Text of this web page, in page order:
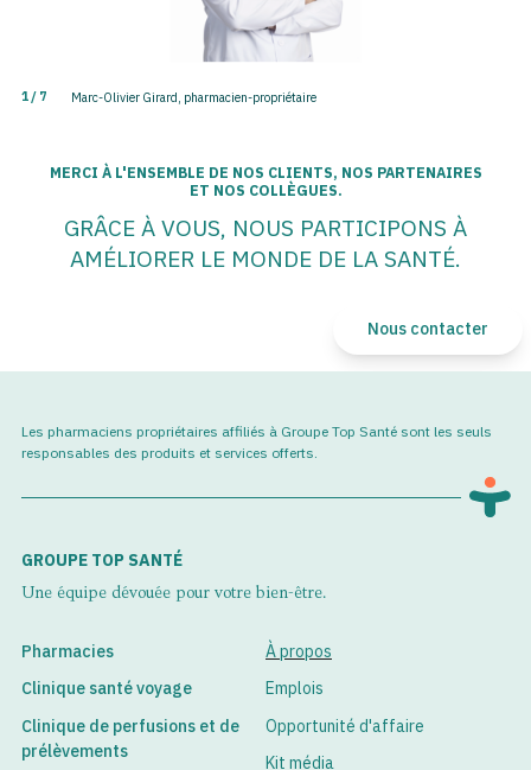
Marc-Olivier Girard, pharmacien-propriétaire
1/ 7
MERCI À L'ENSEMBLE DE NOS CLIENTS, NOS PARTENAIRES
ET NOS COLLÈGUES.
GRÂCE À VOUS, NOUS PARTICIPONS À
AMÉLIORER LE MONDE DE LA SANTÉ.
Nous contacter
Les pharmaciens propriétaires affiliés à Groupe Top Santé sont les seuls
responsables des produits et services offerts.
GROUPE TOP SANTÉ
Une équipe dévouée pour votre bien-être.
Pharmacies
Clinique santé voyage
Clinique de perfusions et de
prélèvements
À propos
Emplois
Opportunité d'affaire
Kit média